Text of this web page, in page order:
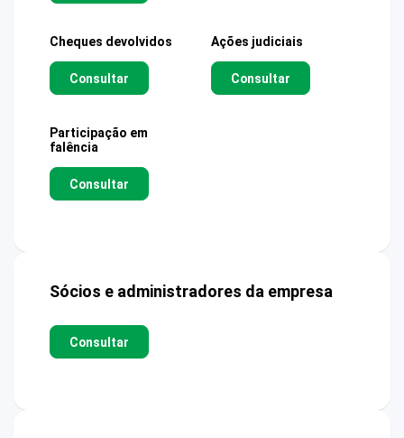
Cheques devolvidos
Consultar
Ações judiciais
Consultar
Participação em
falência
Consultar
Sócios e administradores da empresa
Consultar